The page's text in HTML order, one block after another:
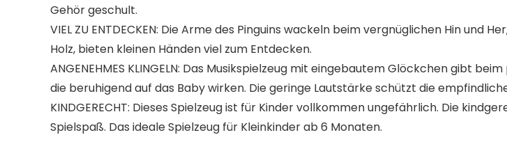
Gehör geschult.
VIEL ZU ENTDECKEN: Die Arme des Pinguins wackeln beim vergnüglichen Hin und
Holz, bieten kleinen Händen viel zum Entdecken.
ANGENEHMES KLINGELN: Das Musikspielzeug mit eingebautem Glöckchen gibt
die beruhigend auf das Baby wirken. Die geringe Lautstärke schützt die
KINDGERECHT: Dieses Spielzeug ist für Kinder vollkommen ungefährlich. Die
Spielspaß. Das ideale Spielzeug für Kleinkinder ab 6 Monaten.